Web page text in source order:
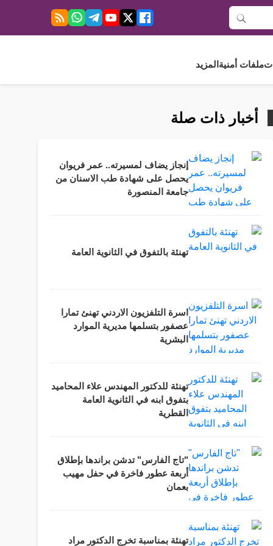
ملفات أمنية المزيد
أخبار ذات صلة
إنجاز يضاف لمسيرته.. عمر فريوان
يحصل على شهادة طب الاسنان من
جامعة المنصورة
تهنئة بالتفوق في الثانوية العامة
اسرة التلفزيون الاردني تهنئ تمارا
عصفور بتسلمها مديرية الموارد
البشرية
تهنئة للدكتور المهندس علاء المحاميد
بتفوق ابنه في الثانوية العامة
القطرية
"تاج الفارس" تدشن براندها بإطلاق
أربعة عطور فاخرة في حفل مهيب
بعمان
تهنئة بمناسبة تخرج الدكتور مراد